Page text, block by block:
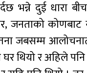
भन्ने दुई धारा
जनताको
जबसम्म
घर थियो र अहिले